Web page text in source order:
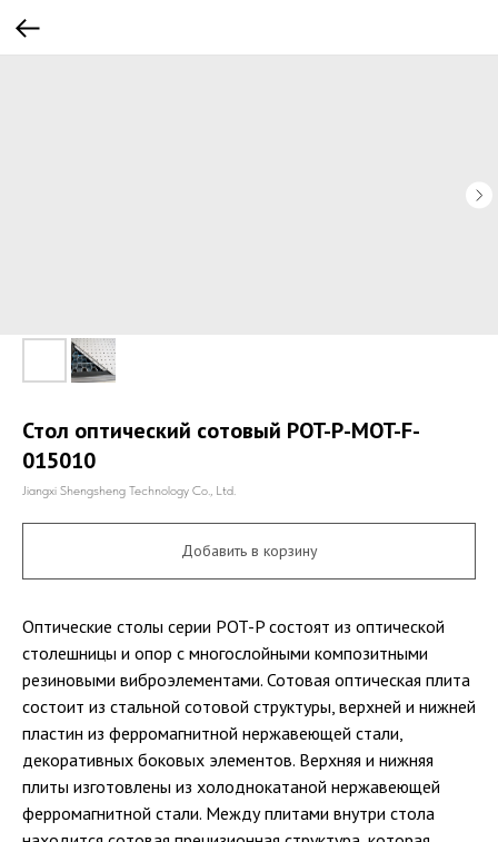
Стол оптический сотовый POT-P-MOT-F-
015010
Jiangxi Shengsheng Technology Co., Ltd.
Добавить в корзину
Оптические столы серии POT-P состоят из оптической
столешницы и опор с многослойными композитными
резиновыми виброэлементами. Сотовая оптическая плита
состоит из стальной сотовой структуры, верхней и нижней
пластин из ферромагнитной нержавеющей стали,
декоративных боковых элементов. Верхняя и нижняя
плиты изготовлены из холоднокатаной нержавеющей
ферромагнитной стали. Между плитами внутри стола